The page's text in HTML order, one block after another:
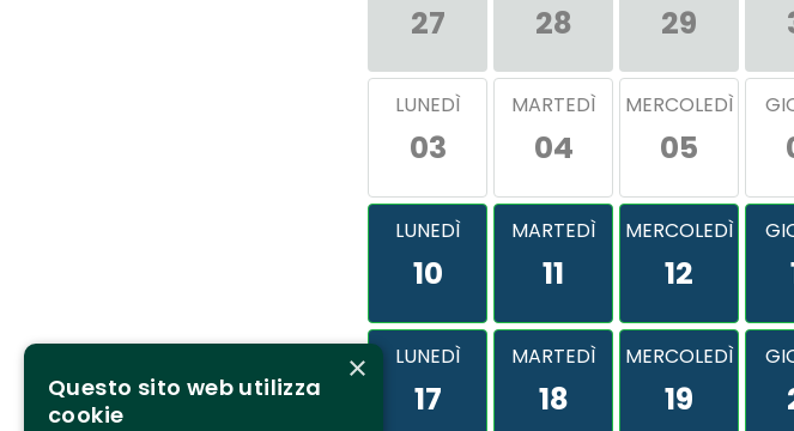
27 28 29
LUNEDÌ
03
MARTEDÌ
04
MERCOLEDÌ
05
LUNEDÌ
10
MARTEDÌ
11
MERCOLEDÌ
12
LUNEDÌ
17
MARTEDÌ
18
MERCOLEDÌ
19
×
Questo sito web utilizza
cookie